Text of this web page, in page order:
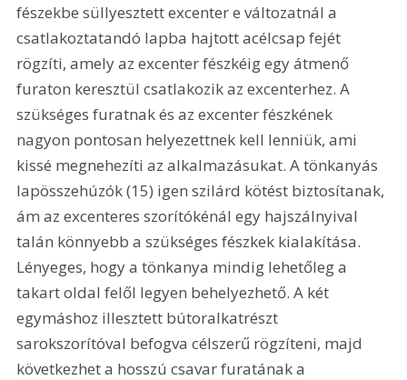
fészekbe süllyesztett excenter e változatnál a
csatlakoztatandó lapba hajtott acélcsap fejét
rögzíti, amely az excenter fészkéig egy átmenő
furaton keresztül csatlakozik az excenterhez. A
szükséges furatnak és az excenter fészkének
nagyon pontosan helyezettnek kell lenniük, ami
kissé megnehezíti az alkalmazásukat. A tönkanyás
lapösszehúzók (15) igen szilárd kötést biztosítanak,
ám az excenteres szorítókénál egy hajszálnyival
talán könnyebb a szükséges fészkek kialakítása.
Lényeges, hogy a tönkanya mindig lehetőleg a
takart oldal felől legyen behelyezhető. A két
egymáshoz illesztett bútoralkatrészt
sarokszorítóval befogva célszerű rögzíteni, majd
következhet a hosszú csavar furatának a